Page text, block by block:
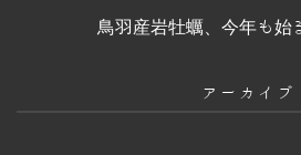
鳥羽産岩牡蠣、今年も始
アーカイブ